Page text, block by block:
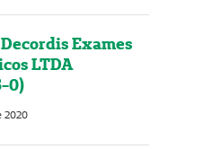
Exames
LTDA
0)
2020